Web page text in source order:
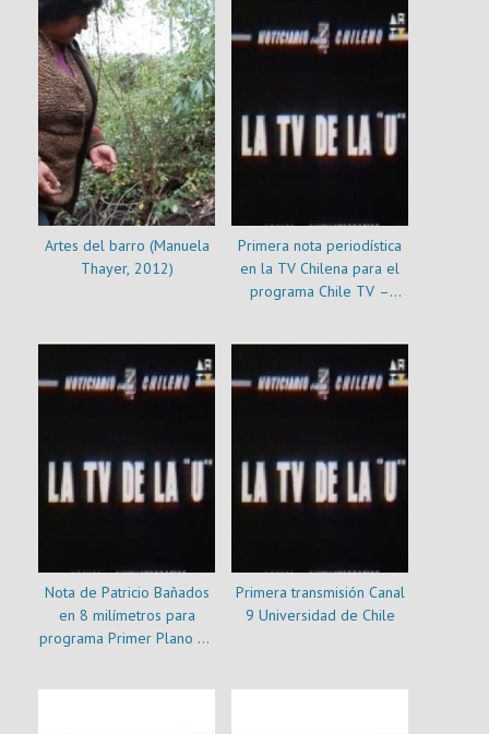
Artes del barro (Manuela
Thayer, 2012)
Primera nota periodística
en la TV Chilena para el
programa Chile TV –
Nota de Patricio Bañados
en 8 milímetros para
programa Primer Plano de
Primera transmisión Canal
9 Universidad de Chile